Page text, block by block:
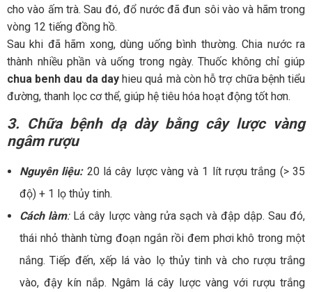
cho vào ấm trà. Sau đó, đổ nước đã đun sôi vào và hãm trong
vòng 12 tiếng đồng hồ.
Sau khi đã hãm xong, dùng uống bình thường. Chia nước ra
thành nhiều phần và uống trong ngày. Thuốc không chỉ giúp
chua benh dau da day hieu quả mà còn hỗ trợ chữa bệnh tiểu
đường, thanh lọc cơ thể, giúp hệ tiêu hóa hoạt động tốt hơn.
3. Chữa bệnh dạ dày bằng cây lược vàng
ngâm rượu
Nguyên liệu:20 lá cây lược vàng và 1 lít rượu trắng (> 35
độ) + 1 lọ thủy tinh.
Cách làm: Lá cây lược vàng rửa sạch và đập dập. Sau đó,
thái nhỏ thành từng đoạn ngắn rồi đem phơi khô trong một
nắng. Tiếp đến, xếp lá vào lọ thủy tinh và cho rượu trắng
vào, đậy kín nắp. Ngâm lá cây lược vàng với rượu trắng